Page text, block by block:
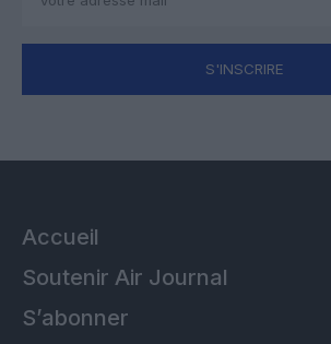
S'INSCRIRE
Accueil
Soutenir Air Journal
S’abonner